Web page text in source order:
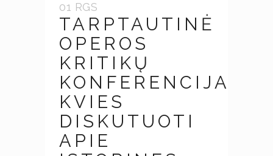
01 RGS
TARPTAUTINĖ
OPEROS
KRITIKŲ
KONFERENCIJA
KVIES
DISKUTUOTI
APIE